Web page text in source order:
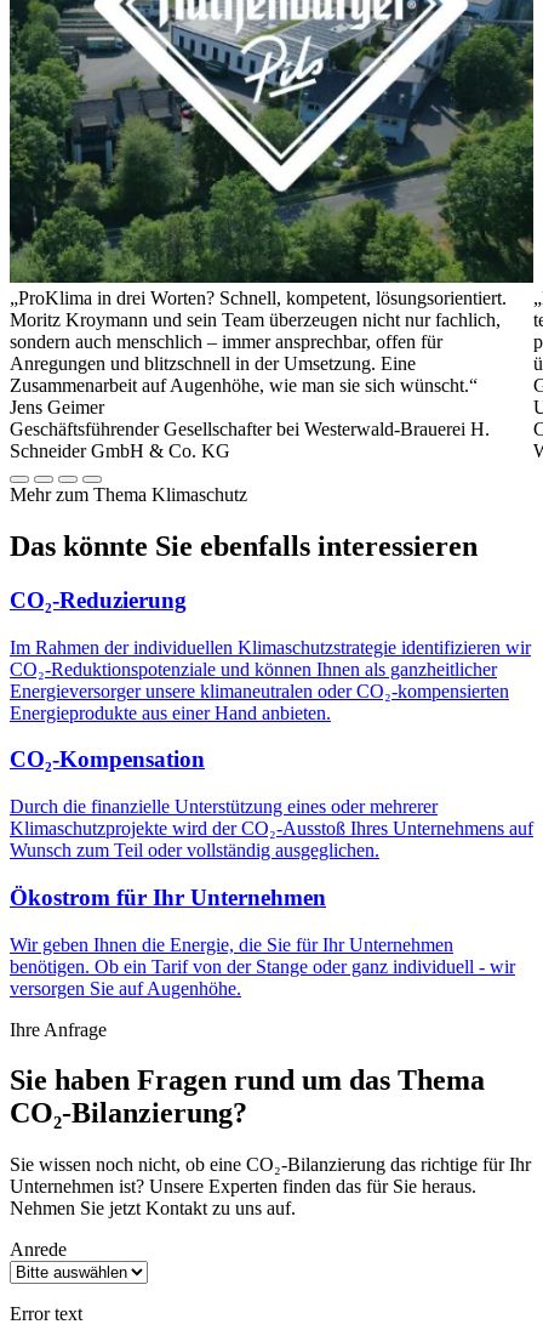
„ProKlima in drei Worten? Schnell, kompetent, lösungsorientiert.
Moritz Kroymann und sein Team überzeugen nicht nur fachlich,
sondern auch menschlich – immer ansprechbar, offen für
Anregungen und blitzschnell in der Umsetzung. Eine
Zusammenarbeit auf Augenhöhe, wie man sie sich wünscht.“
Jens Geimer
Geschäftsführender Gesellschafter bei Westerwald-Brauerei H.
Schneider GmbH & Co. KG
Mehr zum Thema Klimaschutz
Das könnte Sie ebenfalls interessieren
CO₂-Reduzierung
Im Rahmen der individuellen Klimaschutzstrategie identifizieren wir
CO₂-Reduktionspotenziale und können Ihnen als ganzheitlicher
Energieversorger unsere klimaneutralen oder CO₂-kompensierten
Energieprodukte aus einer Hand anbieten.
CO₂-Kompensation
Durch die finanzielle Unterstützung eines oder mehrerer
Klimaschutzprojekte wird der CO₂-Ausstoß Ihres Unternehmens auf
Wunsch zum Teil oder vollständig ausgeglichen.
Ökostrom für Ihr Unternehmen
Wir geben Ihnen die Energie, die Sie für Ihr Unternehmen
benötigen. Ob ein Tarif von der Stange oder ganz individuell - wir
versorgen Sie auf Augenhöhe.
Ihre Anfrage
Sie haben Fragen rund um das Thema
CO₂-Bilanzierung?
Sie wissen noch nicht, ob eine CO₂-Bilanzierung das richtige für Ihr
Unternehmen ist? Unsere Experten finden das für Sie heraus.
Nehmen Sie jetzt Kontakt zu uns auf.
Anrede
Error text